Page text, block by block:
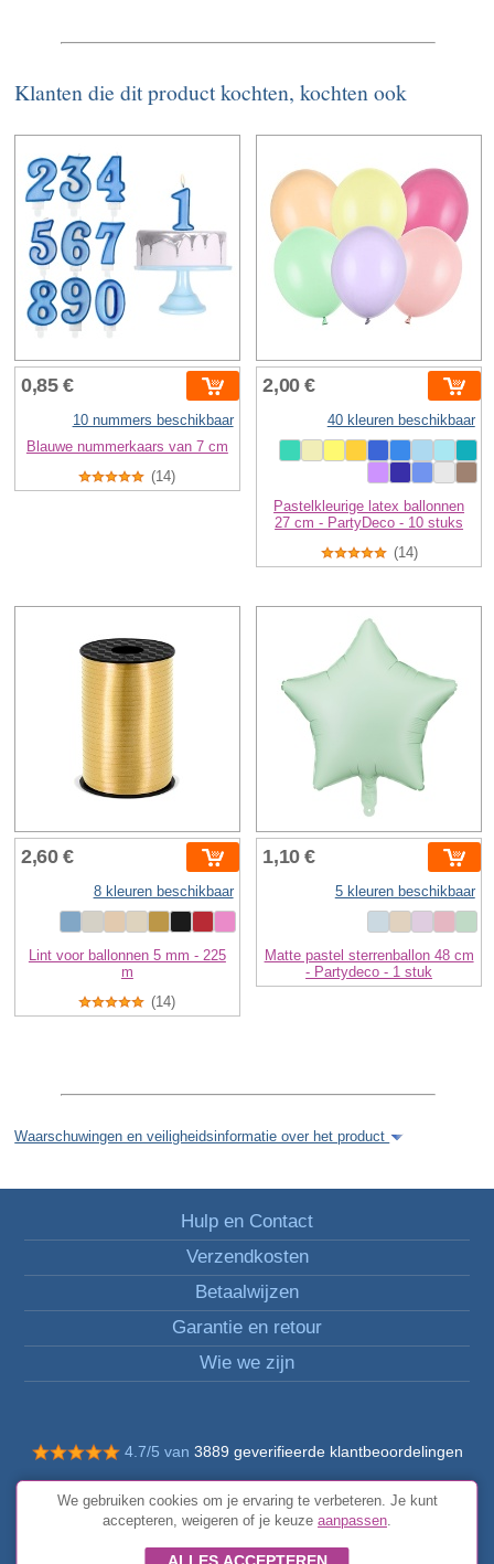
Klanten die dit product kochten, kochten ook
0,85 €
10 nummers beschikbaar
Blauwe nummerkaars van 7 cm
(14)
2,00 €
40 kleuren beschikbaar
Pastelkleurige latex ballonnen
27 cm - PartyDeco - 10 stuks
(14)
2,60 €
8 kleuren beschikbaar
Lint voor ballonnen 5 mm - 225
m
(14)
1,10 €
5 kleuren beschikbaar
Matte pastel sterrenballon 48 cm
- Partydeco - 1 stuk
Waarschuwingen en veiligheidsinformatie over het product
Hulp en Contact
Verzendkosten
Betaalwijzen
Garantie en retour
Wie we zijn
4.7/5 van 3889 geverifieerde klantbeoordelingen
© Alle rechten voorbehouden FunToCome
Algemene voorwaarden
We gebruiken cookies om je ervaring te verbeteren. Je kunt
accepteren, weigeren of je keuze aanpassen.